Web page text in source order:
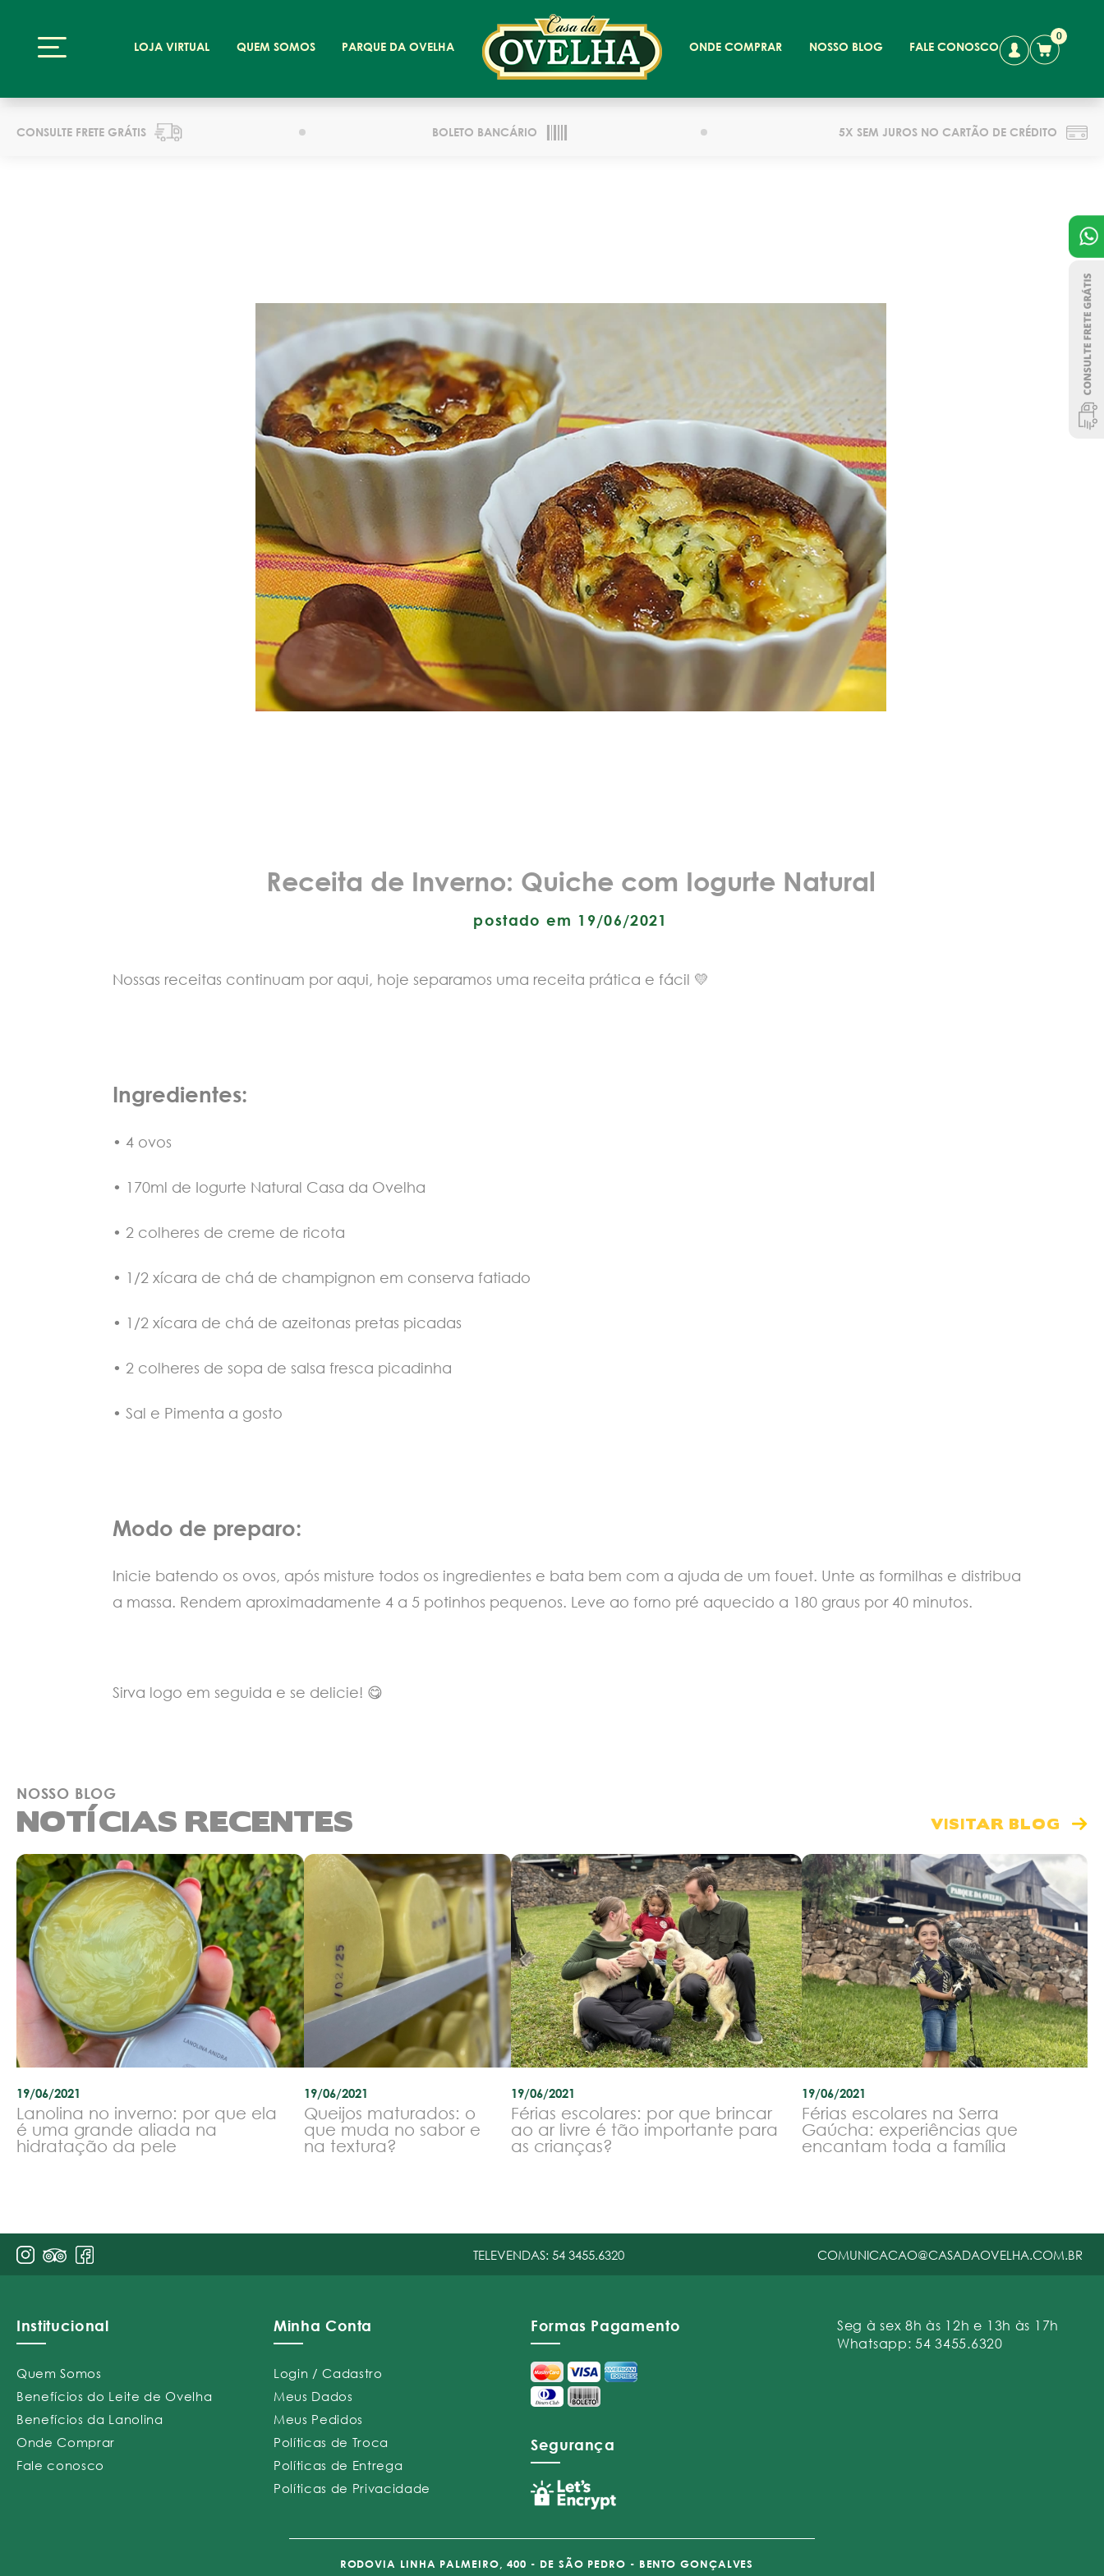
0
LOJA VIRTUAL QUEM SOMOS PARQUE DA OVELHA ONDE COMPRAR NOSSO BLOG FALE CONOSCO
CONSULTE FRETE GRÁTIS BOLETO BANCÁRIO 5X SEM JUROS NO CARTÃO DE CRÉDITO
Receita de Inverno: Quiche com Iogurte Natural
postado em 19/06/2021
Nossas receitas continuam por aqui, hoje separamos uma receita prática e fácil 💛
Ingredientes:
• 4 ovos
• 170ml de Iogurte Natural Casa da Ovelha
• 2 colheres de creme de ricota
• 1/2 xícara de chá de champignon em conserva fatiado
• 1/2 xícara de chá de azeitonas pretas picadas
• 2 colheres de sopa de salsa fresca picadinha
• Sal e Pimenta a gosto
Modo de preparo:
Inicie batendo os ovos, após misture todos os ingredientes e bata bem com a ajuda de um fouet. Unte as formilhas e distribua
a massa. Rendem aproximadamente 4 a 5 potinhos pequenos. Leve ao forno pré aquecido a 180 graus por 40 minutos.
Sirva logo em seguida e se delicie! 😋
NOSSO BLOG
NOTÍCIAS RECENTES VISITAR BLOG
19/06/2021
Lanolina no inverno: por que ela
é uma grande aliada na
hidratação da pele
19/06/2021
Queijos maturados: o
que muda no sabor e
na textura?
19/06/2021
Férias escolares: por que brincar
ao ar livre é tão importante para
as crianças?
19/06/2021
Férias escolares na Serra
Gaúcha: experiências que
encantam toda a família
TELEVENDAS: 54 3455.6320 COMUNICACAO@CASADAOVELHA.COM.BR
Institucional
Quem Somos
Benefícios do Leite de Ovelha
Benefícios da Lanolina
Onde Comprar
Fale conosco
Minha Conta
Login / Cadastro
Meus Dados
Meus Pedidos
Políticas de Troca
Políticas de Entrega
Políticas de Privacidade
Formas Pagamento
Segurança
Seg à sex 8h às 12h e 13h às 17h
Whatsapp: 54 3455.6320
RODOVIA LINHA PALMEIRO, 400 - DE SÃO PEDRO - BENTO GONÇALVES